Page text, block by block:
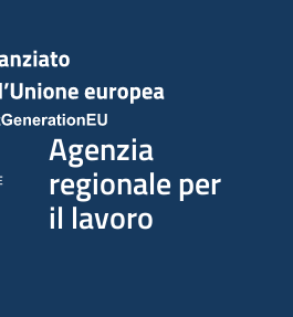
Agenzia
regionale per
il lavoro